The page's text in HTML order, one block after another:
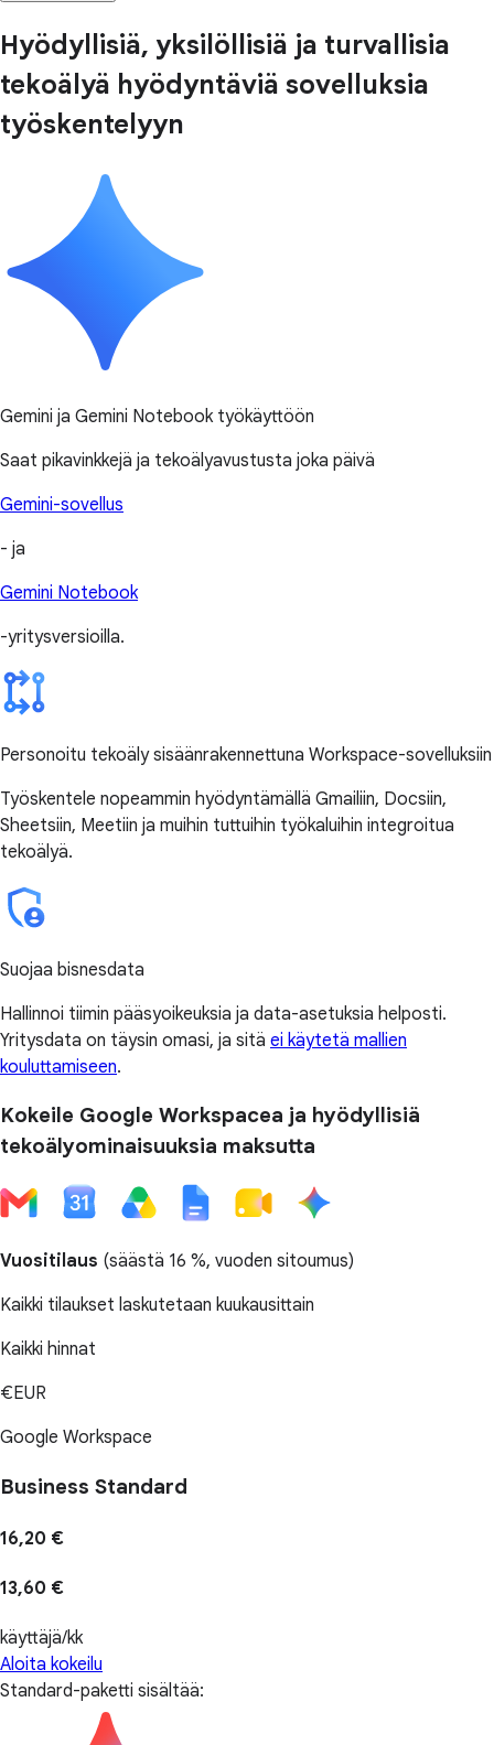
Hyödyllisiä, yksilöllisiä ja turvallisia
tekoälyä hyödyntäviä sovelluksia
työskentelyyn
Gemini ja Gemini Notebook työkäyttöön
Saat pikavinkkejä ja tekoälyavustusta joka päivä
Gemini-sovellus
- ja
Gemini Notebook
-yritysversioilla.
Personoitu tekoäly sisäänrakennettuna Workspace-sovelluksiin
Työskentele nopeammin hyödyntämällä Gmailiin, Docsiin,
Sheetsiin, Meetiin ja muihin tuttuihin työkaluihin integroitua
tekoälyä.
Suojaa bisnesdata
Hallinnoi tiimin pääsyoikeuksia ja data-asetuksia helposti.
Yritysdata on täysin omasi, ja sitä ei käytetä mallien
kouluttamiseen.
Kokeile Google Workspacea ja hyödyllisiä
tekoälyominaisuuksia maksutta
Vuositilaus (säästä 16 %, vuoden sitoumus)
Kaikki tilaukset laskutetaan kuukausittain
Kaikki hinnat
€EUR
Google Workspace
Business Standard
16,20 €
13,60 €
käyttäjä/kk
Aloita kokeilu
Standard-paketti sisältää: